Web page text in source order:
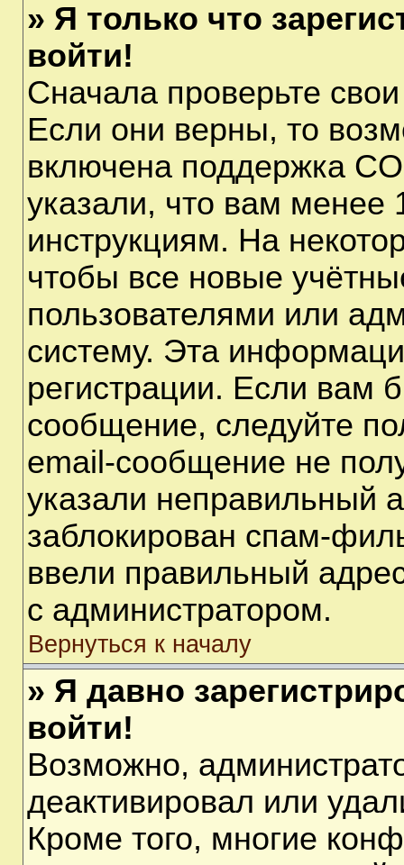
» Я только что
войти!
Сначала проверьте
Если они верны, то
включена поддержка
указали, что вам менее
инструкциям. На
чтобы все новые
пользователями или
систему. Эта
регистрации. Если вам
сообщение, следуйте
email-сообщение не
указали неправильный
заблокирован спам-
ввели правильный
с администратором.
Вернуться к началу
» Я давно
войти!
Возможно,
деактивировал или
Кроме того, многие